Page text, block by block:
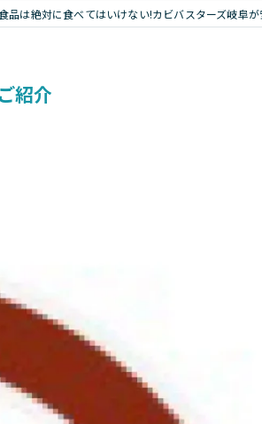
品は絶対に食べてはいけない!カビバスターズ岐阜
紹介